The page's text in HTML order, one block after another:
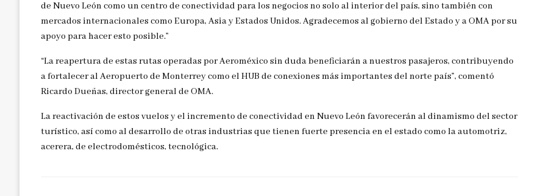
de Nuevo León como un centro de conectividad para los negocios no solo al interior del país, sino también con
mercados internacionales como Europa, Asia y Estados Unidos. Agradecemos al gobierno del Estado y a OMA por su
apoyo para hacer esto posible.”
“La reapertura de estas rutas operadas por Aeroméxico sin duda beneficiarán a nuestros pasajeros, contribuyendo
a fortalecer al Aeropuerto de Monterrey como el HUB de conexiones más importantes del norte país”, comentó
Ricardo Dueñas, director general de OMA.
La reactivación de estos vuelos y el incremento de conectividad en Nuevo León favorecerán al dinamismo del sector
turístico, así como al desarrollo de otras industrias que tienen fuerte presencia en el estado como la automotriz,
acerera, de electrodomésticos, tecnológica.